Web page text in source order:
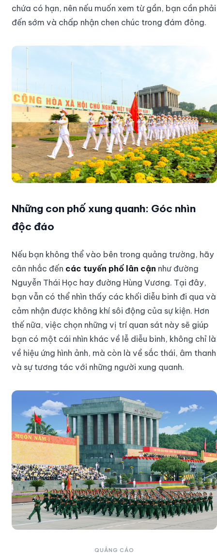
chứa có hạn, nên nếu muốn xem từ gần, bạn cần phải
đến sớm và chấp nhận chen chúc trong đám đông.
Những con phố xung quanh: Góc nhìn
độc đáo
Nếu bạn không thể vào bên trong quảng trường, hãy
cân nhắc đến các tuyến phố lân cận như đường
Nguyễn Thái Học hay đường Hùng Vương. Tại đây,
bạn vẫn có thể nhìn thấy các khối diễu binh đi qua và
cảm nhận được không khí sôi động của sự kiện. Hơn
thế nữa, việc chọn những vị trí quan sát này sẽ giúp
bạn có một cái nhìn khác về lễ diễu binh, không chỉ là
về hiệu ứng hình ảnh, mà còn là về sắc thái, âm thanh
và sự tương tác với những người xung quanh.
QUẢNG CÁO